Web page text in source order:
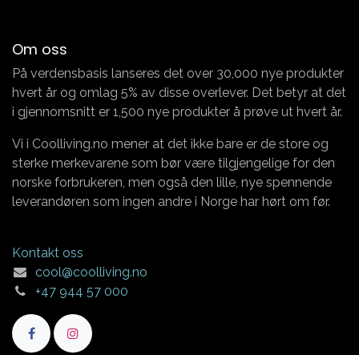
Om oss
På verdensbasis lanseres det over 30,000 nye produkter
hvert år og omlag 5% av disse overlever. Det betyr at det
i gjennomsnitt er 1,500 nye produkter å prøve ut hvert år.
Vi i Coolliving.no mener at det ikke bare er de store og
sterke merkevarene som bør være tilgjengelige for den
norske forbrukeren, men også den lille, nye spennende
leverandøren som ingen andre i Norge har hørt om før.
Kontakt oss
cool@coolliving.no
+47 944 57 000